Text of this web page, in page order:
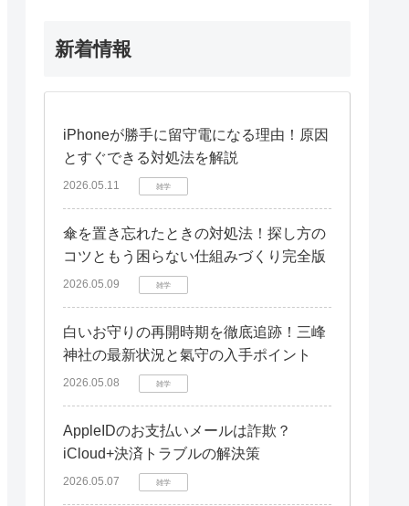
新着情報
iPhoneが勝手に留守電になる理由！原因
とすぐできる対処法を解説
2026.05.11 雑学
傘を置き忘れたときの対処法！探し方の
コツともう困らない仕組みづくり完全版
2026.05.09 雑学
白いお守りの再開時期を徹底追跡！三峰
神社の最新状況と氣守の入手ポイント
2026.05.08 雑学
AppleIDのお支払いメールは詐欺？
iCloud+決済トラブルの解決策
2026.05.07 雑学